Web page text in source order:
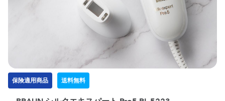
保険適用商品 送料無料